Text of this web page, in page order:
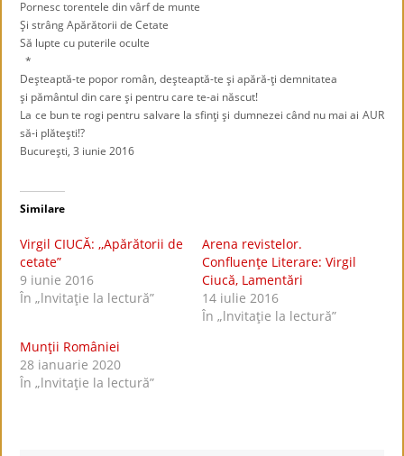
Pornesc torentele din vârf de munte
Şi strâng Apărătorii de Cetate
Să lupte cu puterile oculte
*
Deşteaptă-te popor român, deşteaptă-te şi apără-ţi demnitatea
şi pământul din care şi pentru care te-ai născut!
La ce bun te rogi pentru salvare la sfinţi şi dumnezei când nu mai ai AUR
să-i plăteşti!?
Bucureşti, 3 iunie 2016
Similare
Virgil CIUCĂ: ,,Apărătorii de
cetate”
9 iunie 2016
În „lnvitaţie la lectură”
Arena revistelor.
Confluenţe Literare: Virgil
Ciucă, Lamentări
14 iulie 2016
În „lnvitaţie la lectură”
Munţii României
28 ianuarie 2020
În „lnvitaţie la lectură”